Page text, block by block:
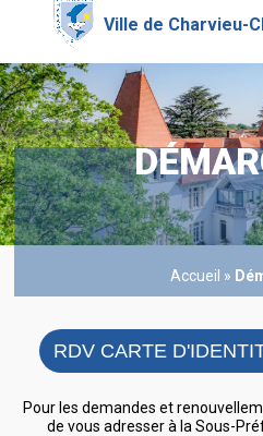
content
Accueil »
RDV CARTE
Pour les demandes et
de vous adresser à la Sous-